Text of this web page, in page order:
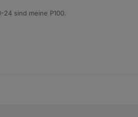
24 sind meine P100.